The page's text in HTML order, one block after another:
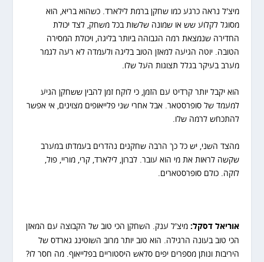
מיצ'ל נראה כרגע כמו שחקן ברמת לילארד. כשהוא בריא, הוא
מסוגל לקלוע שש או שמונה שלשות בכל משחק, לצד יכולת
החדירה שנמצאת רמה הגבוהה ביותר בליגה, ויכולת המסירה
הטובה. יוטה הגיעה למאזן הטוב בליגה ולעמדה לא רעה לגמר
מערב בעיקר בגלל תצוגות העל שלו.
הוא יקבל יותר קרדיט עם הזמן, כי לוקח זמן להבין ששחקן הגיע
למעמד של סופרסטאר. אבל אחרי שני פלייאופים מצוינים, אי אפשר
להתכחש לרמה שלו.
מהצד השני, יש כל כך הרבה שחקנים נהדרים בעמדתו במערב
שקשה לראות את מי הוא עובר. לברון, לילארד, קרי, מוריי, פול,
לוקה. כולם סופרסטארים.
אוריאל דסקל:מיצ'ל ענק. השחקן הכי טוב של הקבוצה עם המאזן
הכי טוב בעונה הרגילה. הוא טוב יותר מרוב השוטינג גארדס של
היריבות ונותן מספרים יפים סלאש היסטוריים בפלייאוף. מה חסר לו?